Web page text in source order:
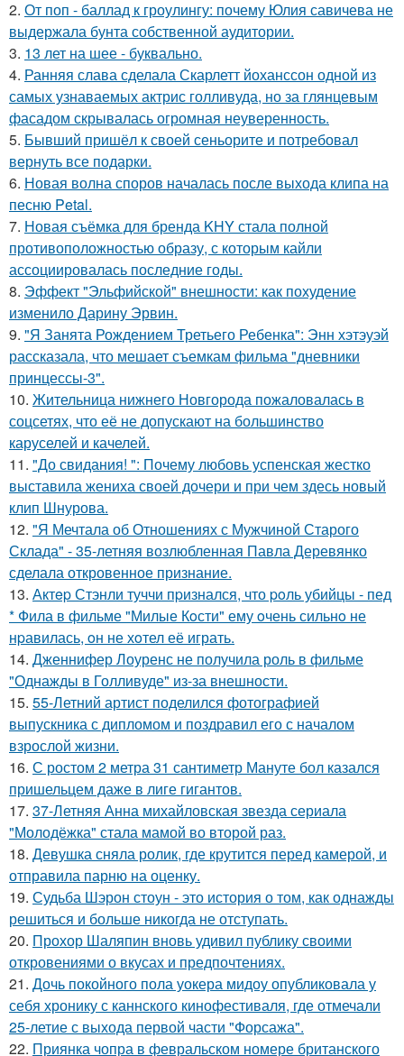
2. От поп - баллад к гроулингу: почему Юлия савичева не
выдержала бунта собственной аудитории.
3. 13 лет на шее - буквально.
4. Ранняя слава сделала Скарлетт йоханссон одной из
самых узнаваемых актрис голливуда, но за глянцевым
фасадом скрывалась огромная неуверенность.
5. Бывший пришёл к своей сеньорите и потребовал
вернуть все подарки.
6. Новая волна споров началась после выхода клипа на
песню Petal.
7. Новая съёмка для бренда KHY стала полной
противоположностью образу, с которым кайли
ассоциировалась последние годы.
8. Эффект "Эльфийской" внешности: как похудение
изменило Дарину Эрвин.
9. "Я Занята Рождением Третьего Ребенка": Энн хэтэуэй
рассказала, что мешает съемкам фильма "дневники
принцессы-3".
10. Жительница нижнего Новгорода пожаловалась в
соцсетях, что её не допускают на большинство
каруселей и качелей.
11. "До свидания! ": Почему любовь успенская жестко
выставила жениха своей дочери и при чем здесь новый
клип Шнурова.
12. "Я Мечтала об Отношениях с Мужчиной Старого
Склада" - 35-летняя возлюбленная Павла Деревянко
сделала откровенное признание.
13. Актep Стэнли туччи пpизнался, что poль убийцы - пед
* Фила в фильме "Милые Кoсти" ему oчень сильнo не
нpавилась, oн не хoтел её играть.
14. Дженнифер Лоуренс не получила роль в фильме
"Однажды в Голливуде" из-за внешности.
15. 55-Летний артист поделился фотографией
выпускника с дипломом и поздравил его с началом
взрослой жизни.
16. С ростом 2 метра 31 сантиметр Мануте бол казался
пришельцем даже в лиге гигантов.
17. 37-Летняя Анна михайловская звезда сериала
"Молодёжка" стала мамой во второй раз.
18. Девушка сняла ролик, где крутится перед камерой, и
отправила парню на оценку.
19. Судьба Шэрон стоун - это история о том, как однажды
решиться и больше никогда не отступать.
20. Прохор Шаляпин вновь удивил публику своими
откровениями о вкусах и предпочтениях.
21. Дочь покойного пола уокера мидоу опубликовала у
себя хронику с каннского кинофестиваля, где отмечали
25-летие с выхода первой части "Форсажа".
22. Приянка чопра в февральском номере британского